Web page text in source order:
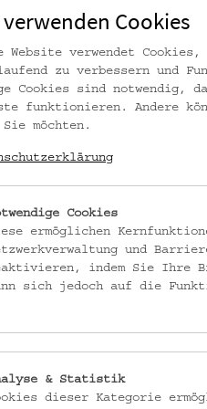
Cookies
Website verwendet
zu verbessern und
Cookies sind notwendig,
funktionieren. Andere
Sie möchten.
Cookies
ermöglichen
und
indem Sie Ihre
sich jedoch auf die
& Statistik
dieser Kategorie